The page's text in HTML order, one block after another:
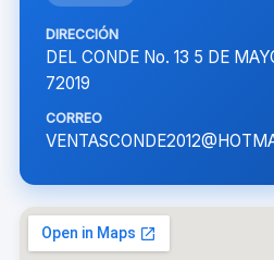
DIRECCIÓN
DEL CONDE No. 13 5 DE
72019
CORREO